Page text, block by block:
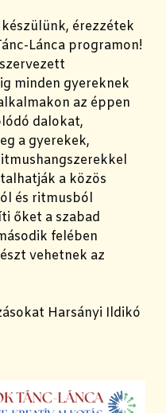
érezzétek
Lánca programon!
minden gyereknek
az éppen
dalokat,
a gyerekek,
a közös
és ritmusból
őket a szabad
felében
vehetnek az
Harsányi Ildikó